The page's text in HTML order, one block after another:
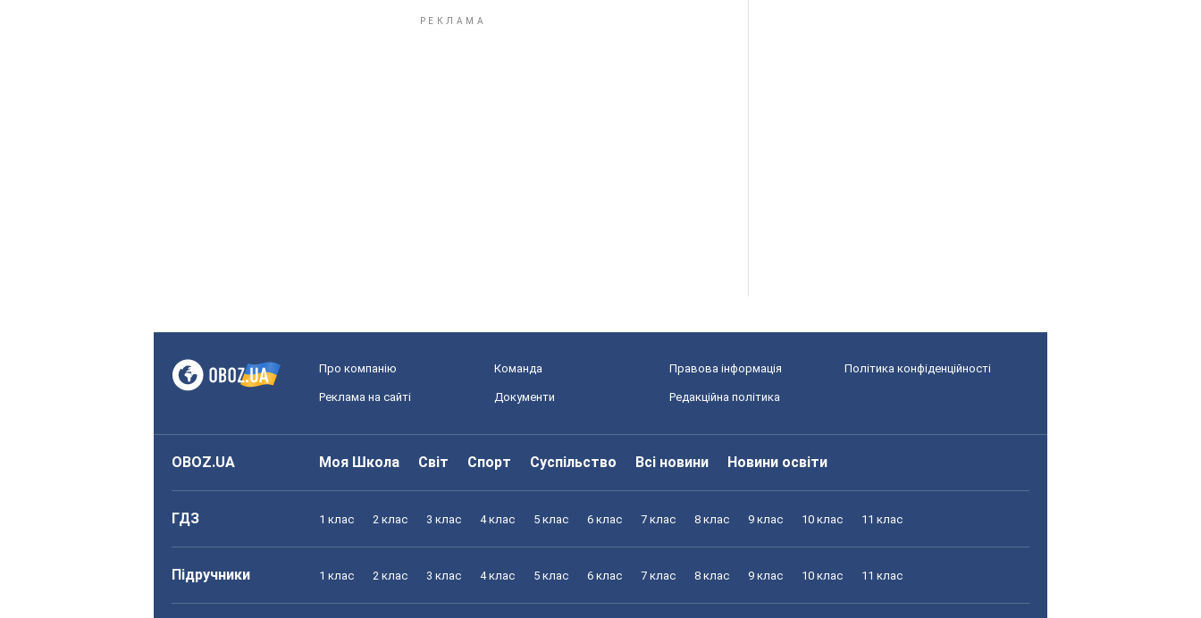
Про компанію Команда Правова інформація Політика конфіденційності
Реклама на сайті Документи Редакційна політика
OBOZ.UA Моя Школа Світ Спорт Суспільство Всі новини Новини освіти
ГДЗ 1 клас 2 клас 3 клас 4 клас 5 клас 6 клас 7 клас 8 клас 9 клас 10 клас 11 клас
Підручники 1 клас 2 клас 3 клас 4 клас 5 клас 6 клас 7 клас 8 клас 9 клас 10 клас 11 клас